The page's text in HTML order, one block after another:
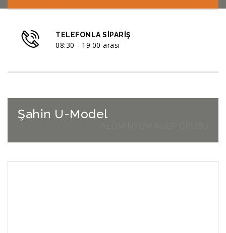
TELEFONLA SIPARIŞ
08:30 - 19:00 arası
Şahin U-Model